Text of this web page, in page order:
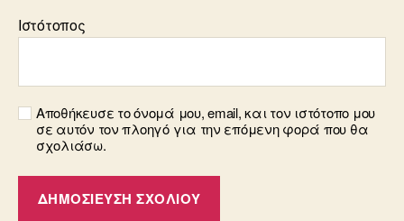
Ιστότοπος
Αποθήκευσε το όνομά μου, email, και τον ιστότοπο μου
σε αυτόν τον πλοηγό για την επόμενη φορά που θα
σχολιάσω.